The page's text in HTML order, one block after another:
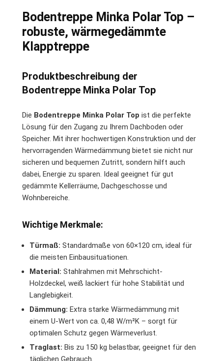
Bodentreppe Minka Polar Top –
robuste, wärmegedämmte
Klapptreppe
Produktbeschreibung der
Bodentreppe Minka Polar Top
Die Bodentreppe Minka Polar Top ist die perfekte
Lösung für den Zugang zu Ihrem Dachboden oder
Speicher. Mit ihrer hochwertigen Konstruktion und der
hervorragenden Wärmedämmung bietet sie nicht nur
sicheren und bequemen Zutritt, sondern hilft auch
dabei, Energie zu sparen. Ideal geeignet für gut
gedämmte Kellerräume, Dachgeschosse und
Wohnbereiche.
Wichtige Merkmale:
Türmaß: Standardmaße von 60×120 cm, ideal für
die meisten Einbausituationen.
Material: Stahlrahmen mit Mehrschicht-
Holzdeckel, weiß lackiert für hohe Stabilität und
Langlebigkeit.
Dämmung: Extra starke Wärmedämmung mit
einem U-Wert von ca. 0,48 W/m²K – sorgt für
optimalen Schutz gegen Wärmeverlust.
Traglast: Bis zu 150 kg belastbar, geeignet für den
täglichen Gebrauch.